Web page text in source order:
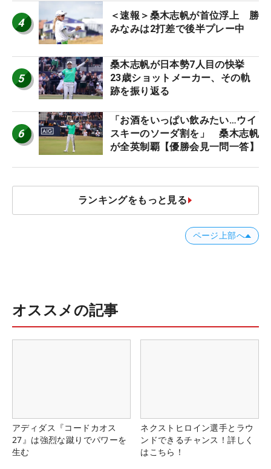
4
＜速報＞桑木志帆が首位浮上 勝
みなみは2打差で後半プレー中
5
桑木志帆が日本勢7人目の快挙
23歳ショットメーカー、その軌
跡を振り返る
6
「お酒をいっぱい飲みたい…ウイ
スキーのソーダ割を」 桑木志帆
が全英制覇【優勝会見一問一答】
ランキングをもっと見る
ページ上部へ
オススメの記事
アディダス『コードカオス
27』は強烈な蹴りでパワーを
生む
ネクストヒロイン選手とラウ
ンドできるチャンス！詳しく
はこちら！